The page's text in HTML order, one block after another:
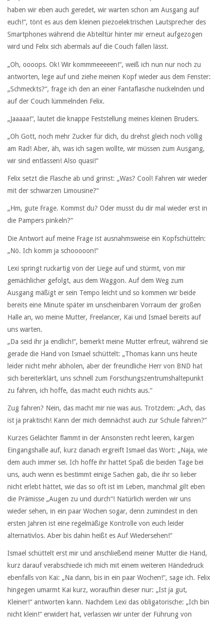
haben wir eben auch geredet, wir warten schon am Ausgang auf
euch!“, tönt es aus dem kleinen piezoelektrischen Lautsprecher des
Smartphones während die Abteiltür hinter mir erneut aufgezogen
wird und Felix sich abermals auf die Couch fallen lässt.
„Oh, oooops. Ok! Wir kommmeeeeen!“, weiß ich nun nur noch zu
antworten, lege auf und ziehe meinen Kopf wieder aus dem Fenster:
„Schmeckts?“, frage ich den an einer Fantaflasche nuckelnden und
auf der Couch lümmelnden Felix.
„Jaaaaa!“, lautet die knappe Feststellung meines kleinen Bruders.
„Oh Gott, noch mehr Zucker für dich, du drehst gleich noch völlig
am Rad! Aber, äh, was ich sagen wollte, wir müssen zum Ausgang,
wir sind entlassen! Also quasi!“
Felix setzt die Flasche ab und grinst: „Was? Cool! Fahren wir wieder
mit der schwarzen Limousine?“
„Hm, gute Frage. Kommst du? Oder musst du dir mal wieder erst in
die Pampers pinkeln?“
Die Antwort auf meine Frage ist ausnahmsweise ein Kopfschütteln:
„Nö. Ich komm ja schooooon!“
Lexi springt ruckartig von der Liege auf und stürmt, von mir
gemächlicher gefolgt, aus dem Waggon. Auf dem Weg zum
Ausgang mäßigt er sein Tempo leicht und so kommen wir beide
bereits eine Minute später im unscheinbaren Vorraum der großen
Halle an, wo meine Mutter, Freelancer, Kai und Ismael bereits auf
uns warten.
„Da seid ihr ja endlich!“, bemerkt meine Mutter erfreut, während sie
gerade die Hand von Ismael schüttelt: „Thomas kann uns heute
leider nicht mehr abholen, aber der freundliche Herr von BND hat
sich bereiterklärt, uns schnell zum Forschungszentrumshaltepunkt
zu fahren, ich hoffe, das macht euch nichts aus.“
Zug fahren? Nein, das macht mir nie was aus. Trotzdem: „Ach, das
ist ja praktisch! Kann der mich demnächst auch zur Schule fahren?“
Kurzes Gelächter flammt in der Ansonsten recht leeren, kargen
Eingangshalle auf, kurz danach ergreift Ismael das Wort: „Naja, wie
dem auch immer sei. Ich hoffe ihr hattet Spaß die beiden Tage bei
uns, auch wenn es bestimmt einige Sachen gab, die ihr so lieber
nicht erlebt hättet, wie das so oft ist im Leben, manchmal gilt eben
die Prämisse „Augen zu und durch“! Natürlich werden wir uns
wieder sehen, in ein paar Wochen sogar, denn zumindest in den
ersten Jahren ist eine regelmäßige Kontrolle von euch leider
alternativlos. Aber bis dahin heißt es Auf Wiedersehen!“
Ismael schüttelt erst mir und anschließend meiner Mutter die Hand,
kurz darauf verabschiede ich mich mit einem weiteren Händedruck
ebenfalls von Kai: „Na dann, bis in ein paar Wochen!“, sage ich. Felix
hingegen umarmt Kai kurz, woraufhin dieser nur: „Ist ja gut,
Kleiner!“ antworten kann. Nachdem Lexi das obligatorische: „Ich bin
nicht klein!“ erwidert hat, verlassen wir unter der Führung von